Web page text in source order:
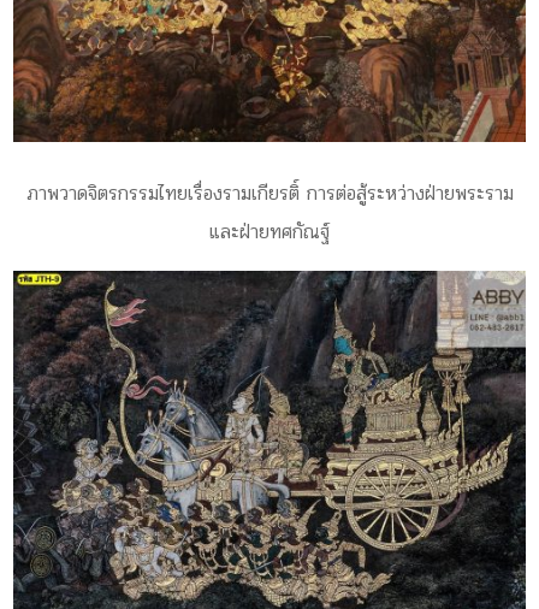
ภาพวาดจิตรกรรมไทยเรื่องรามเกียรติ์ การต่อสู้ระหว่างฝ่ายพระราม
และฝ่ายทศกัณฐ์